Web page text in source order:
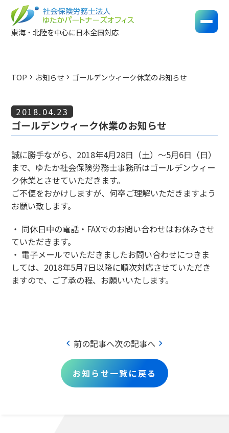
東海・北陸を中心に日本全国対応
TOP chevron_right お知らせ chevron_right ゴールデンウィーク休業のお知らせ
2018.04.23
ゴールデンウィーク休業のお知らせ
誠に勝手ながら、2018年4月28日（土）～5月6日（日）
まで、ゆたか社会保険労務士事務所はゴールデンウィー
ク休業とさせていただきます。
ご不便をおかけしますが、何卒ご理解いただきますよう
お願い致します。
・ 同休日中の電話・FAXでのお問い合わせはお休みさせ
ていただきます。
・ 電子メールでいただきましたお問い合わせにつきま
しては、2018年5月7日以降に順次対応させていただき
ますので、ご了承の程、お願いいたします。
chevron_left 前の記事へ次の記事へ chevron_right
お知らせ一覧に戻る